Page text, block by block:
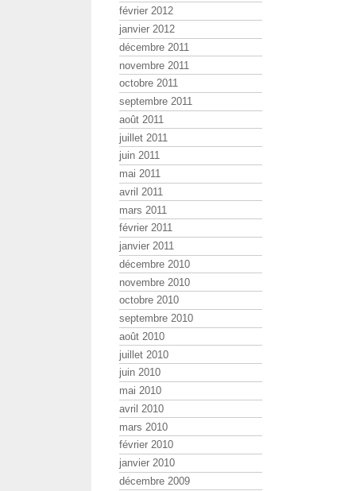
février 2012
janvier 2012
décembre 2011
novembre 2011
octobre 2011
septembre 2011
août 2011
juillet 2011
juin 2011
mai 2011
avril 2011
mars 2011
février 2011
janvier 2011
décembre 2010
novembre 2010
octobre 2010
septembre 2010
août 2010
juillet 2010
juin 2010
mai 2010
avril 2010
mars 2010
février 2010
janvier 2010
décembre 2009